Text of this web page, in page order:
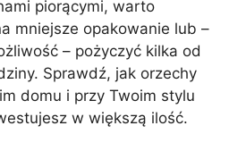
piorącymi, warto
mniejsze opakowanie lub –
– pożyczyć kilka od
Sprawdź, jak orzechy
domu i przy Twoim stylu
w większą ilość.